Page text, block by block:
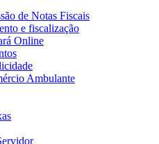
de Notas Fiscais
e fiscalização
Online
Ambulante